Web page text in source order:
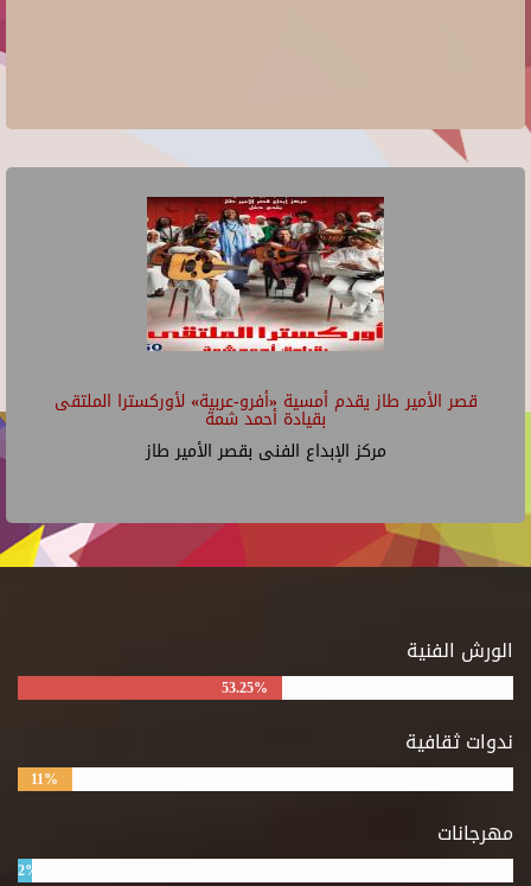
قصر الأمير طاز يقدم أمسية «أفرو-عربية» لأوركسترا الملتقى
بقيادة أحمد شمة
مركز الإبداع الفنى بقصر الأمير طاز
الورش الفنية
53.25%
ندوات ثقافية
11%
مهرجانات
2%